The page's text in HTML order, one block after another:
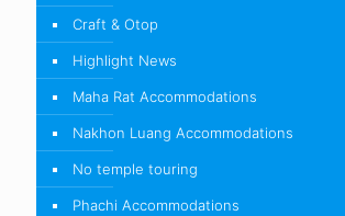
Craft & Otop
Highlight News
Maha Rat Accommodations
Nakhon Luang Accommodations
No temple touring
Phachi Accommodations